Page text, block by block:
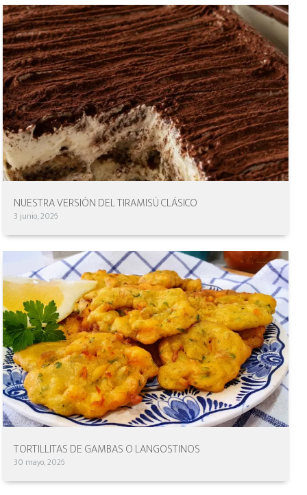
NUESTRA VERSIÓN DEL TIRAMISÚ CLÁSICO
3 junio, 2026
TORTILLITAS DE GAMBAS O LANGOSTINOS
30 mayo, 2026